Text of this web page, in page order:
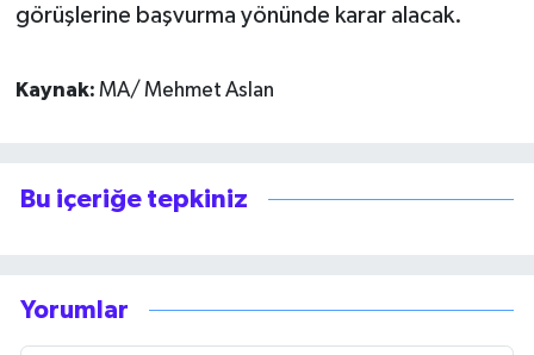
görüşlerine başvurma yönünde karar alacak.
Kaynak: MA/ Mehmet Aslan
Bu içeriğe tepkiniz
Yorumlar